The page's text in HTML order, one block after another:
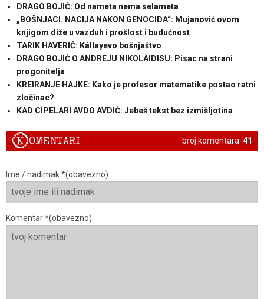
DRAGO BOJIĆ: ​Od nameta nema selameta
„BOŠNJACI. NACIJA NAKON GENOCIDA“: Mujanović ovom
knjigom diže u vazduh i prošlost i budućnost
TARIK HAVERIĆ: Kállayevo bošnjaštvo
DRAGO BOJIĆ O ANDREJU NIKOLAIDISU: Pisac na strani
progonitelja
KREIRANJE HAJKE: Kako je profesor matematike postao ratni
zločinac?
KAD CIPELARI AVDO AVDIĆ: Jebeš tekst bez izmišljotina
broj komentara: 41
KOMENTARI
Ime / nadimak *(obavezno)
Komentar *(obavezno)